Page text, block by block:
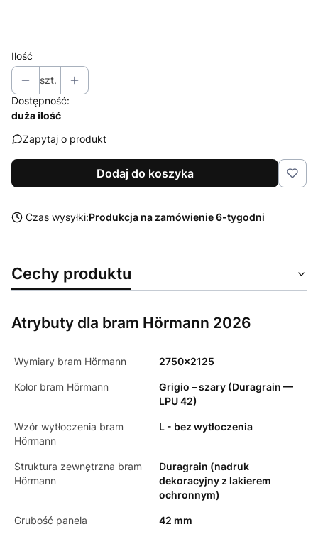
Ilość
szt.
Dostępność:
duża ilość
Zapytaj o produkt
Dodaj do koszyka
Czas wysyłki:Produkcja na zamówienie 6-tygodni
Cechy produktu
Atrybuty dla bram Hörmann 2026
Wymiary bram Hörmann 2750x2125
Kolor bram Hörmann
Grigio – szary (Duragrain —
LPU 42)
Wzór wytłoczenia bram
Hörmann
L - bez wytłoczenia
Struktura zewnętrzna bram
Hörmann
Duragrain (nadruk
dekoracyjny z lakierem
ochronnym)
Grubość panela 42 mm